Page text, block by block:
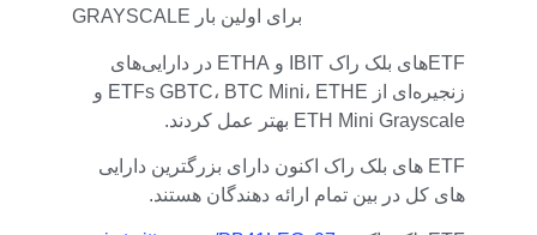
GRAYSCALE برای اولین بار
ETFهای بلک راک IBIT و ETHA در دارایی‌های
زنجیره‌ای از ETFs GBTC، BTC Mini، ETHE و
ETH Mini Grayscale بهتر عمل کردند.
ETF های بلک راک اکنون دارای بزرگترین دارایی
های کل در بین تمام ارائه دهندگان هستند.